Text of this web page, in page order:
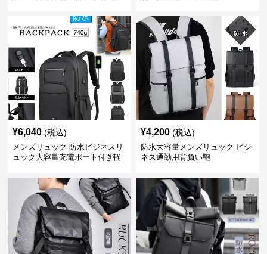
¥6,040 (税込)
メンズリュック 防水ビジネスリ
ュック大容量充電ポート付き軽
¥4,200 (税込)
防水大容量メンズリュック ビジ
ネス通勤用背負い鞄